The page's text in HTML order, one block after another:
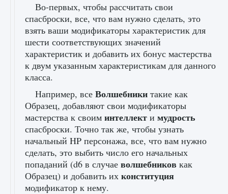
Во-первых, чтобы рассчитать свои
спасброски, все, что вам нужно сделать, это
взять ваши модификаторы характеристик для
шести соответствующих значений
характеристик и добавить их бонус мастерства
к двум указанным характеристикам для данного
класса.
Например, все Волшебники такие как
Образец, добавляют свои модификаторы
мастерства к своим интеллект и мудрость
спасброски. Точно так же, чтобы узнать
начальный HP персонажа, все, что вам нужно
сделать, это выбить число его начальных
попаданий (d6 в случае волшебников как
Образец) и добавить их конституция
модификатор к нему.